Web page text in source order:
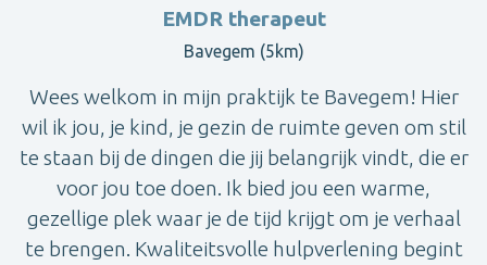
EMDR therapeut
Bavegem (5km)
Wees welkom in mijn praktijk te Bavegem! Hier
wil ik jou, je kind, je gezin de ruimte geven om stil
te staan bij de dingen die jij belangrijk vindt, die er
voor jou toe doen. Ik bied jou een warme,
gezellige plek waar je de tijd krijgt om je verhaal
te brengen. Kwaliteitsvolle hulpverlening begint